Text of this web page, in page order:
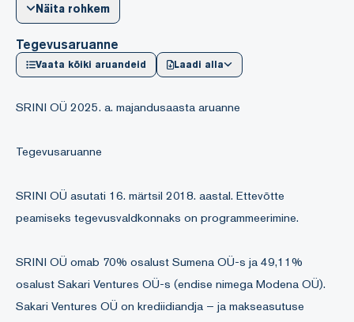
Näita rohkem
Tegevusaruanne
Vaata kõiki aruandeid Laadi alla
SRINI OÜ 2025. a. majandusaasta aruanne
Tegevusaruanne
SRINI OÜ asutati 16. märtsil 2018. aastal. Ettevõtte
peamiseks tegevusvaldkonnaks on programmeerimine.
SRINI OÜ omab 70% osalust Sumena OÜ-s ja 49,11%
osalust Sakari Ventures OÜ-s (endise nimega Modena OÜ).
Sakari Ventures OÜ on krediidiandja – ja makseasutuse